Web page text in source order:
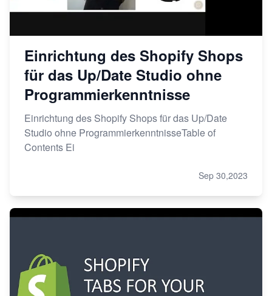
Einrichtung des Shopify Shops
für das Up/Date Studio ohne
Programmierkenntnisse
Einrichtung des Shopify Shops für das Up/Date
Studio ohne ProgrammierkenntnisseTable of
Contents Ei
Sep 30,2023